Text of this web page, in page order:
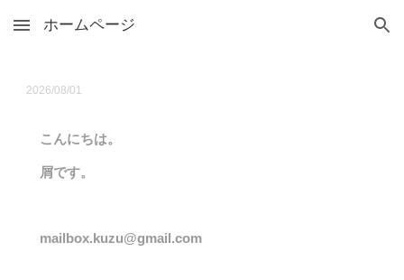
Skip to main content Skip to navigation
ホームページ
2026/08/01
こんにちは。
屑です。
mailbox.kuzu@gmail.com